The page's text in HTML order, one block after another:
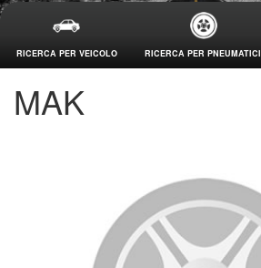
RICERCA PER VEICOLO RICERCA PER PNEUMATICI
MAK